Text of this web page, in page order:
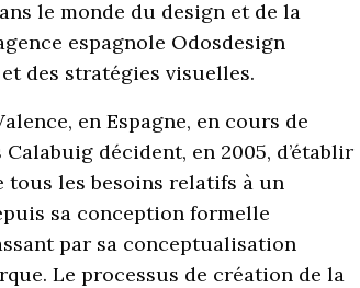
le monde du design et de la
espagnole Odosdesign
des stratégies visuelles.
en Espagne, en cours de
décident, en 2005, d’établir
les besoins relatifs à un
sa conception formelle
par sa conceptualisation
Le processus de création de la